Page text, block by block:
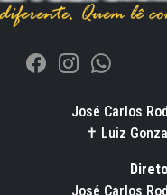
José Carlos
✝ Luiz
José Carlos